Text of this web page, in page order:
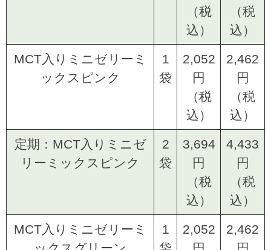
（税
込）
（税
込）
MCT入りミニゼリーミ
ックスピンク
1
袋
2,052
円
（税
込）
2,462
円
（税
込）
定期：MCT入りミニゼ
リーミックスピンク
2
袋
3,694
円
（税
込）
4,433
円
（税
込）
MCT入りミニゼリーミ
1
2,052
2,462